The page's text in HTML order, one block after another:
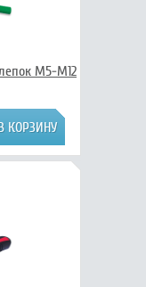
M5-M12